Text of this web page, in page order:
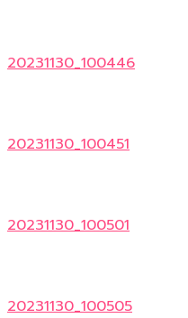
20231130_100446
20231130_100451
20231130_100501
20231130_100505